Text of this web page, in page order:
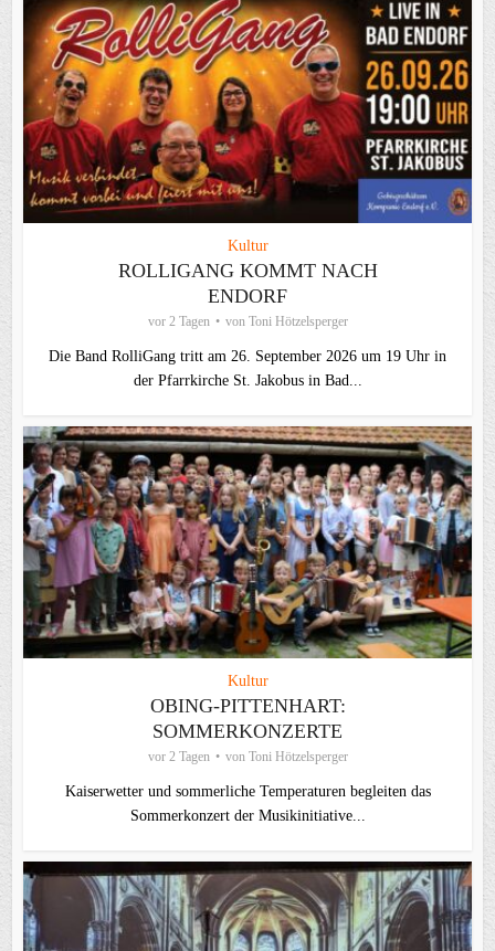
Kultur
ROLLIGANG KOMMT NACH
ENDORF
vor 2 Tagen von Toni Hötzelsperger
Die Band RolliGang tritt am 26. September 2026 um 19 Uhr in
der Pfarrkirche St. Jakobus in Bad...
Kultur
OBING-PITTENHART:
SOMMERKONZERTE
vor 2 Tagen von Toni Hötzelsperger
Kaiserwetter und sommerliche Temperaturen begleiten das
Sommerkonzert der Musikinitiative...